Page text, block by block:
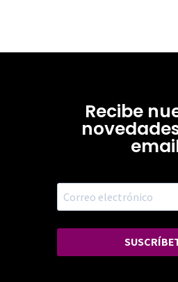
Recibe